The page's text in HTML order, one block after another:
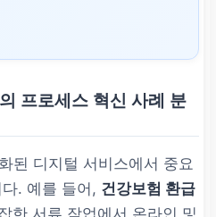
프로세스 혁신 사례 분
된 디지털 서비스에서 중요
. 예를 들어, 건강보험 환급
한 서류 작업에서 온라인 및